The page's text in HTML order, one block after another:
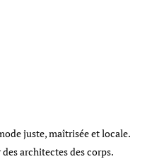
juste, maîtrisée et locale.
architectes des corps.